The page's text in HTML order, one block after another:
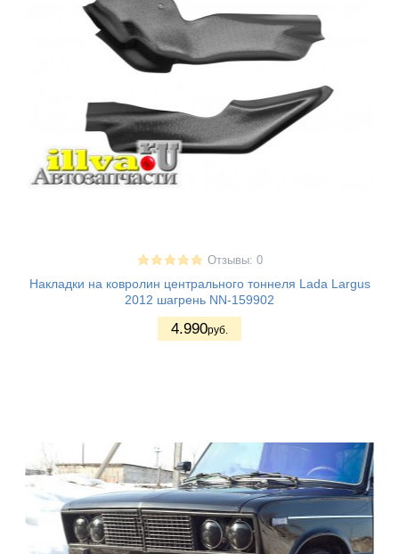
Отзывы: 0
Накладки на ковролин центрального тоннеля Lada Largus
2012 шагрень NN-159902
4.990руб.